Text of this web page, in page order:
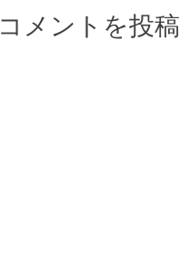
コメントを投稿